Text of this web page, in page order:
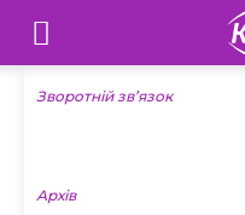
Телебачення
«Капрі»
Новини
Зворотній зв’язок
Архів